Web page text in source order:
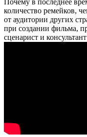
количество ремейков,
от аудитории других
при создании фильма,
сценарист и